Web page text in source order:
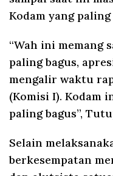
Kodam yang paling
“Wah ini memang
paling bagus,
mengalir waktu
(Komisi I). Kodam
paling bagus”,
Selain
berkesempatan